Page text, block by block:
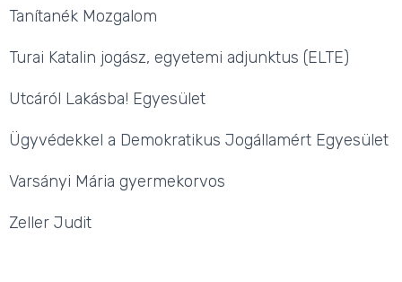
Tanítanék Mozgalom
Turai Katalin jogász, egyetemi adjunktus (ELTE)
Utcáról Lakásba! Egyesület
Ügyvédekkel a Demokratikus Jogállamért Egyesület
Varsányi Mária gyermekorvos
Zeller Judit